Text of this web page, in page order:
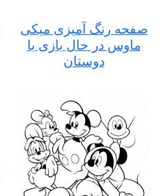
صفحه رنگ آمیزی میکی
ماوس در حال بازی با
دوستان